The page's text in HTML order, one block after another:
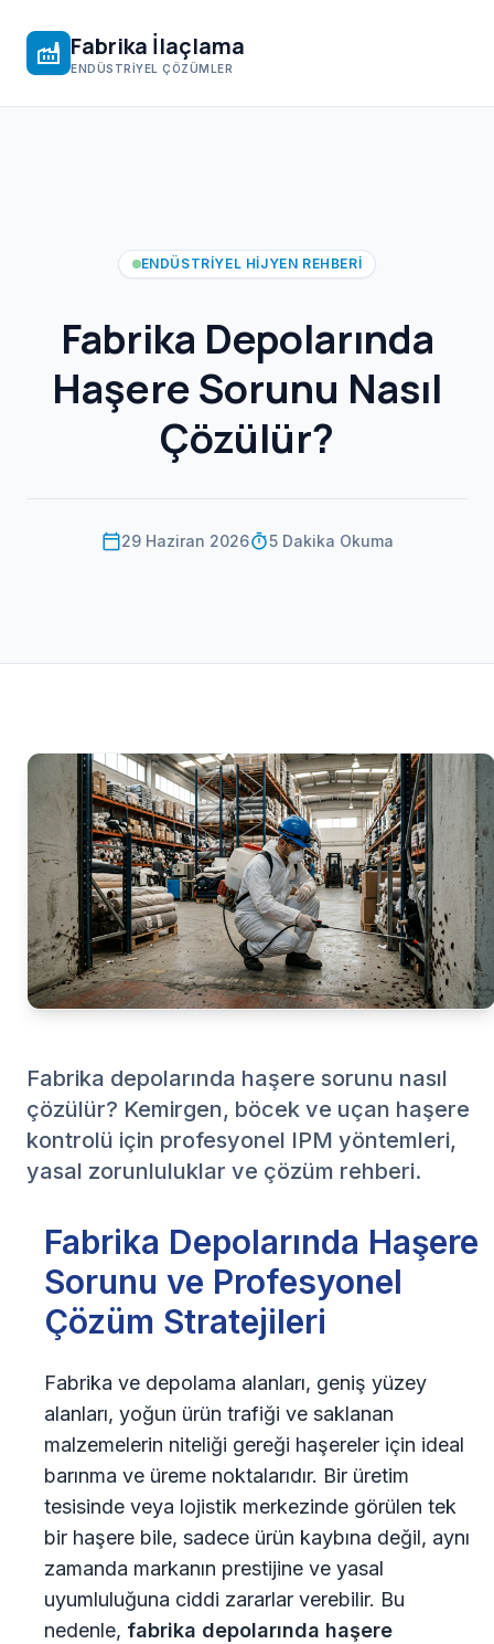
factory Fabrika İlaçlama
ENDÜSTRIYEL ÇÖZÜMLER
ENDÜSTRIYEL HIJYEN REHBERI
Fabrika Depolarında
Haşere Sorunu Nasıl
Çözülür?
calendar_today29 Haziran 2026timer5 Dakika Okuma
Fabrika depolarında haşere sorunu nasıl
çözülür? Kemirgen, böcek ve uçan haşere
kontrolü için profesyonel IPM yöntemleri,
yasal zorunluluklar ve çözüm rehberi.
Fabrika Depolarında Haşere
Sorunu ve Profesyonel
Çözüm Stratejileri
Fabrika ve depolama alanları, geniş yüzey
alanları, yoğun ürün trafiği ve saklanan
malzemelerin niteliği gereği haşereler için ideal
barınma ve üreme noktalarıdır. Bir üretim
tesisinde veya lojistik merkezinde görülen tek
bir haşere bile, sadece ürün kaybına değil, aynı
zamanda markanın prestijine ve yasal
uyumluluğuna ciddi zararlar verebilir. Bu
nedenle, fabrika depolarında haşere